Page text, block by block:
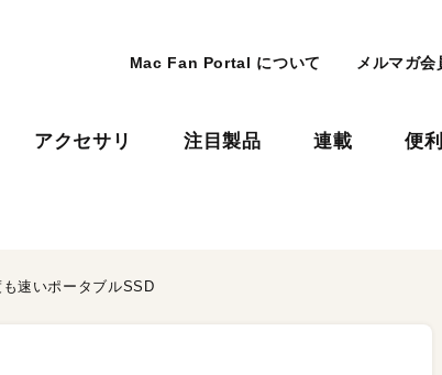
Mac Fan Portal について メルマガ会
アクセサリ 注目製品 連載 便
速いポータブルSSD